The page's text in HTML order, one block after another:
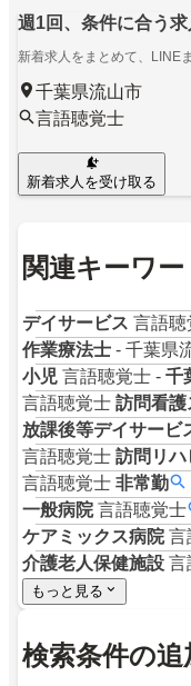
週1回、条件に合う
新着求人をまとめて、LINE
千葉県流山市
言語聴覚士
新着求人を受け取る
関連キーワー
デイサービス 言語聴
作業療法士 - 千葉県
小児 言語聴覚士 - 千
言語聴覚士 訪問看護
放課後等デイサービ
言語聴覚士 訪問リハ
言語聴覚士 非常勤
一般病院 言語聴覚士
ケアミックス病院 言
介護老人保健施設 言
もっと見る
検索条件の追